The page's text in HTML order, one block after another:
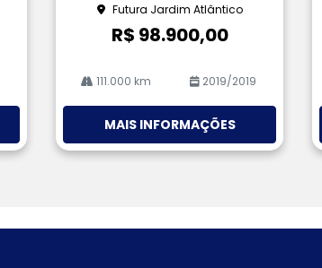
Futura Jardim Atlântico
R$ 98.900,00
111.000 km 2019/2019
MAIS INFORMAÇÕES